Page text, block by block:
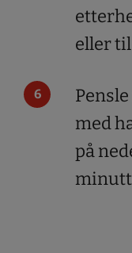
eller
med
på